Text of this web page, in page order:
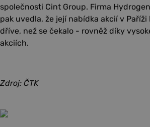
společnosti Cint Group. Firma
pak uvedla, že její nabídka akcií v
dříve, než se čekalo - rovněž díky
akciích.
Zdroj: ČTK